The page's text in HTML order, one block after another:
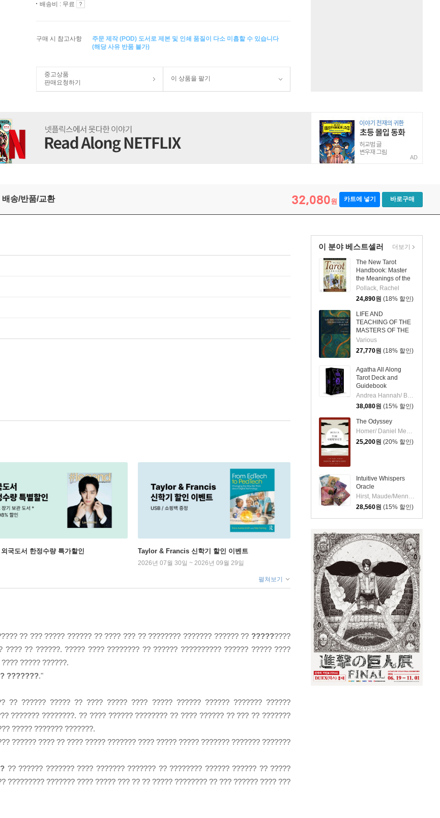
배송비 : 무료
구매 시 참고사항
주문 제작 (POD) 도서로 제본 및 인쇄 품질이 다소 미흡할 수 있습니다
(해당 사유 반품 불가)
중고상품
판매요청하기
이 상품을 팔기
AD
Book One - Arabic Edition)
배송/반품/교환 32,080원 카트에 넣기 바로구매
이 분야 베스트셀러
The New Tarot
Handbook: Master
the Meanings of the
Cards
Pollack, Rachel
24,890원 (18% 할인)
LIFE AND
TEACHING OF THE
MASTERS OF THE
FAR EAST
Various
27,770원 (18% 할인)
Agatha All Along
Tarot Deck and
Guidebook
Andrea Hannah/ Brittany Horn (ILT)
38,080원 (15% 할인)
The Odyssey
Homer/ Daniel Mendelsohn l(TRN)
25,200원 (20% 할인)
Intuitive Whispers
Oracle
Hirst, Maude/Menna, Lori(ILL)
28,560원 (15% 할인)
더보기
국도서 한정수량 특가할인 Taylor & Francis 신학기 할인 이벤트
2026년 07월 30일 ~ 2026년 09월 29일
펼쳐보기
?? ??? ????? ?????? ?? ???? ??? ?? ???????? ??????? ?????? ?? ?????????
?? ??????. ????? ???? ???????? ?? ?????? ?????????? ?????? ????? ????
????? ??????.
???????."
?? ?????? ????? ?? ???? ????? ???? ????? ?????? ?????? ??????? ??????
??????? ????????. ?? ???? ?????? ???????? ?? ???? ?????? ?? ??? ?? ???????
????? ??????? ???????.
?????? ???? ?? ???? ????? ??????? ???? ????? ????? ??????? ??????? ???????
?? ?????? ??????? ???? ??????? ??????? ?? ???????? ?????? ?????? ?? ?????
????????? ??????? ???? ????? ??? ?? ?? ????? ???????? ?? ??? ?????? ???? ???